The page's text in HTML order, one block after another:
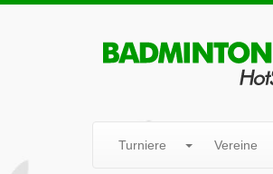
Turniere Vereine